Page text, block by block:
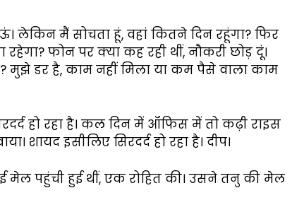
लेकिन मैं सोचता हूं, वहां कितने दिन रहूंगा? फिर
फोन पर क्या कह रही थीं, नौकरी छोड़ दूं।
मुझे डर है, काम नहीं मिला या कम पैसे वाला काम
हो रहा है। कल दिन में ऑफिस में तो कढ़ी राइस
शायद इसीलिए सिरदर्द हो रहा है। दीप।
पहुंची हुई थीं, एक रोहित की। उसने तनु की मेल